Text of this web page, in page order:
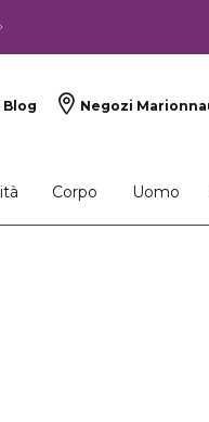
Blog Negozi
Corpo Uomo